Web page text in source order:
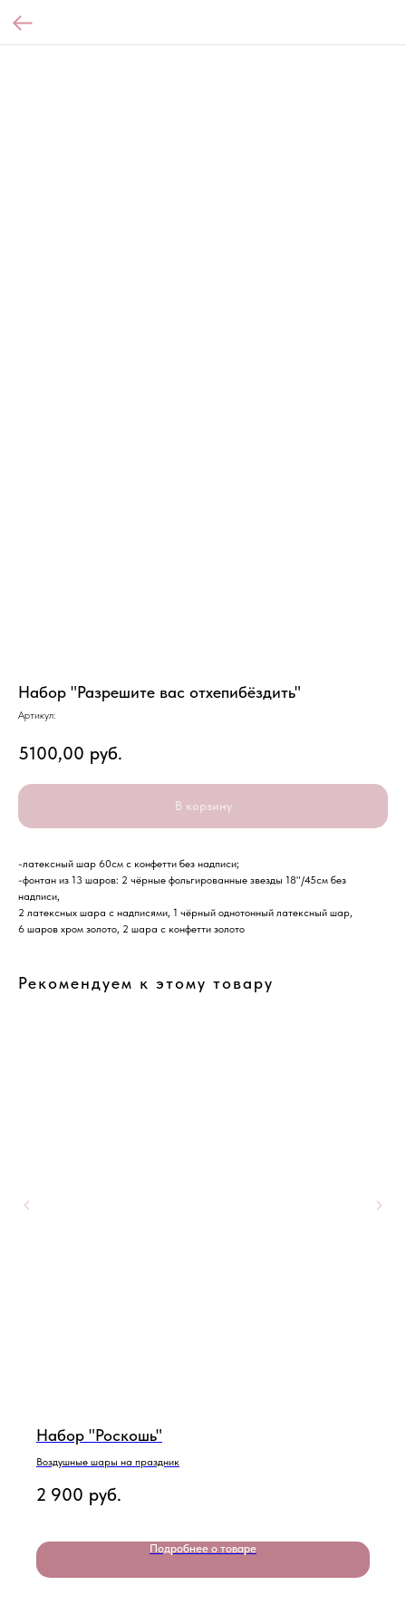
Набор "Разрешите вас отхепибёздить"
Артикул:
5100,00 руб.
В корзину
-латексный шар 60см с конфетти без надписи;
-фонтан из 13 шаров: 2 чёрные фольгированные звезды 18"/45см без
надписи,
2 латексных шара с надписями, 1 чёрный однотонный латексный шар,
6 шаров хром золото, 2 шара с конфетти золото
Рекомендуем к этому товару
Набор "Роскошь"
Воздушные шары на праздник
2 900 руб.
Подробнее о товаре